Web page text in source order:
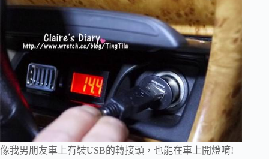
像我男朋友車上有裝USB的轉接頭，也能在車上開燈唷!